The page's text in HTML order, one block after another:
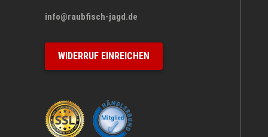
info@raubfisch-jagd.de
WIDERRUF EINREICHEN